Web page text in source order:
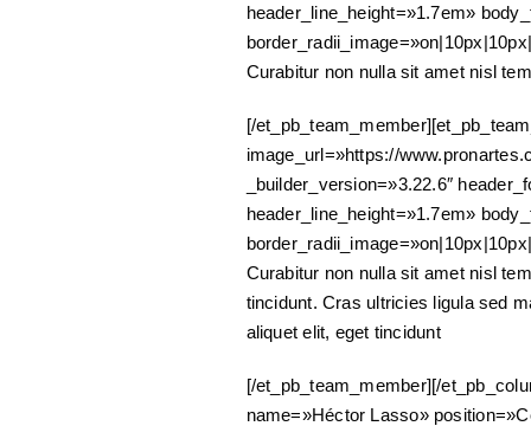
header_line_height=»1.7em»
Curabitur non nulla sit amet nisl
[/
image_url=»https://
_builder_version=»3.22.6″
header_line_height=»1.7em»
Curabitur non nulla sit amet nisl
tincidunt. Cras ultricies ligula sed
aliquet elit, eget tincidunt
[/et_pb_team_member][/
name=»Héctor Lasso»